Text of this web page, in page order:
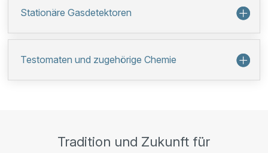
Stationäre Gasdetektoren
Testomaten und zugehörige Chemie
Tradition und Zukunft für